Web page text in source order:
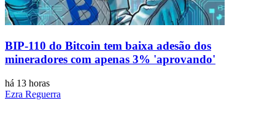
BIP-110 do Bitcoin tem baixa adesão dos
mineradores com apenas 3% 'aprovando'
há 13 horas
Ezra Reguerra